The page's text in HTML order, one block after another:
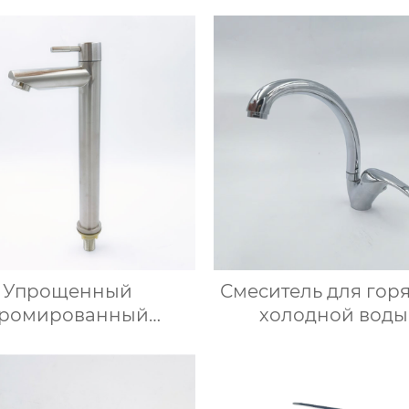
Упрощенный
Смеситель для
холодной